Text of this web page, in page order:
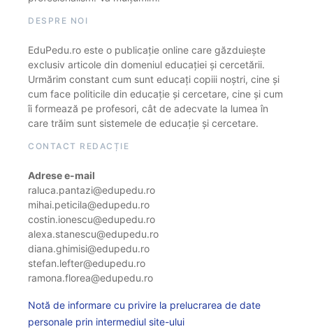
DESPRE NOI
EduPedu.ro este o publicație online care găzduiește
exclusiv articole din domeniul educației și cercetării.
Urmărim constant cum sunt educați copiii noștri, cine și
cum face politicile din educație și cercetare, cine și cum
îi formează pe profesori, cât de adecvate la lumea în
care trăim sunt sistemele de educație și cercetare.
CONTACT REDACȚIE
Adrese e-mail
raluca.pantazi@edupedu.ro
mihai.peticila@edupedu.ro
costin.ionescu@edupedu.ro
alexa.stanescu@edupedu.ro
diana.ghimisi@edupedu.ro
stefan.lefter@edupedu.ro
ramona.florea@edupedu.ro
Notă de informare cu privire la prelucrarea de date
personale prin intermediul site-ului